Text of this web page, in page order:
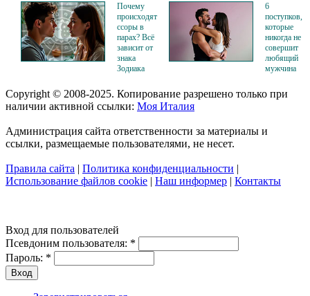
Почему
происходят
ссоры в
парах? Всё
зависит от
знака
Зодиака
6
поступков,
которые
никогда не
совершит
любящий
мужчина
Copyright © 2008-2025. Копирование разрешено только при
наличии активной ссылки: Моя Италия
Администрация сайта ответственности за материалы и
ссылки, размещаемые пользователями, не несет.
Правила сайта | Политика конфиденциальности |
Использование файлов cookie | Наш информер | Контакты
Вход для пользователей
Псевдоним пользователя: *
Пароль: *